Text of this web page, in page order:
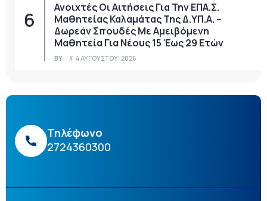
Ανοιχτές Οι Αιτήσεις Για Την ΕΠΑ.Σ.
Μαθητείας Καλαμάτας Της Δ.ΥΠ.Α. –
Δωρεάν Σπουδές Με Αμειβόμενη
Μαθητεία Για Νέους 15 Έως 29 Ετών
BY 4 ΑΥΓΟΎΣΤΟΥ, 2026
Τηλέφωνο
2724360300